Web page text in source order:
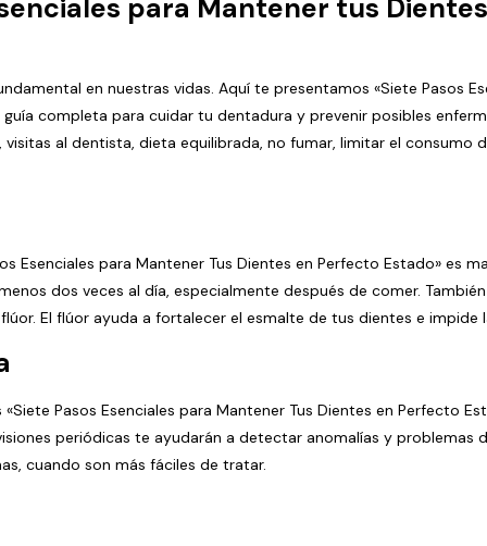
para Mantener tus
en nuestras vidas. Aquí te presentamos «Siete Pasos
completa para cuidar tu dentadura y prevenir posibles
al dentista, dieta equilibrada, no fumar, limitar el consumo
Esenciales para Mantener Tus Dientes en Perfecto Estado» es
dos veces al día, especialmente después de comer.
El flúor ayuda a fortalecer el esmalte de tus dientes e impide
Pasos Esenciales para Mantener Tus Dientes en Perfecto
periódicas te ayudarán a detectar anomalías y problemas
cuando son más fáciles de tratar.